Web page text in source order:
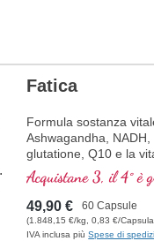
Fatica
Formula sostanza
Ashwagandha, NADH,
glutatione, Q10 e la
B12, contribuisce a
stanchezza e la fatica.
Acquistane 3, il 4° è
49,90 € 60 Capsule
(1.848,15 €/kg, 0,83 €/
IVA inclusa piùSpese di